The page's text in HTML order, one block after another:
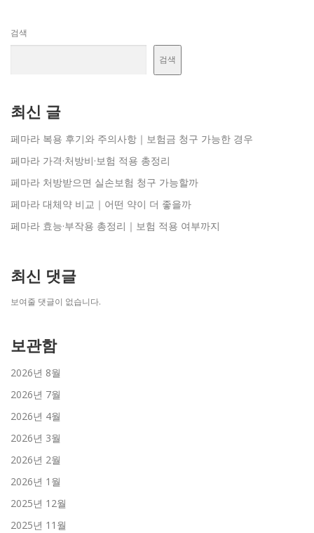
검색
검색
최신 글
페마라 복용 후기와 주의사항｜보험금 청구 가능한 경우
페마라 가격·처방비·보험 적용 총정리
페마라 처방받으면 실손보험 청구 가능할까
페마라 대체약 비교｜어떤 약이 더 좋을까
페마라 효능·부작용 총정리｜보험 적용 여부까지
최신 댓글
보여줄 댓글이 없습니다.
보관함
2026년 8월
2026년 7월
2026년 4월
2026년 3월
2026년 2월
2026년 1월
2025년 12월
2025년 11월